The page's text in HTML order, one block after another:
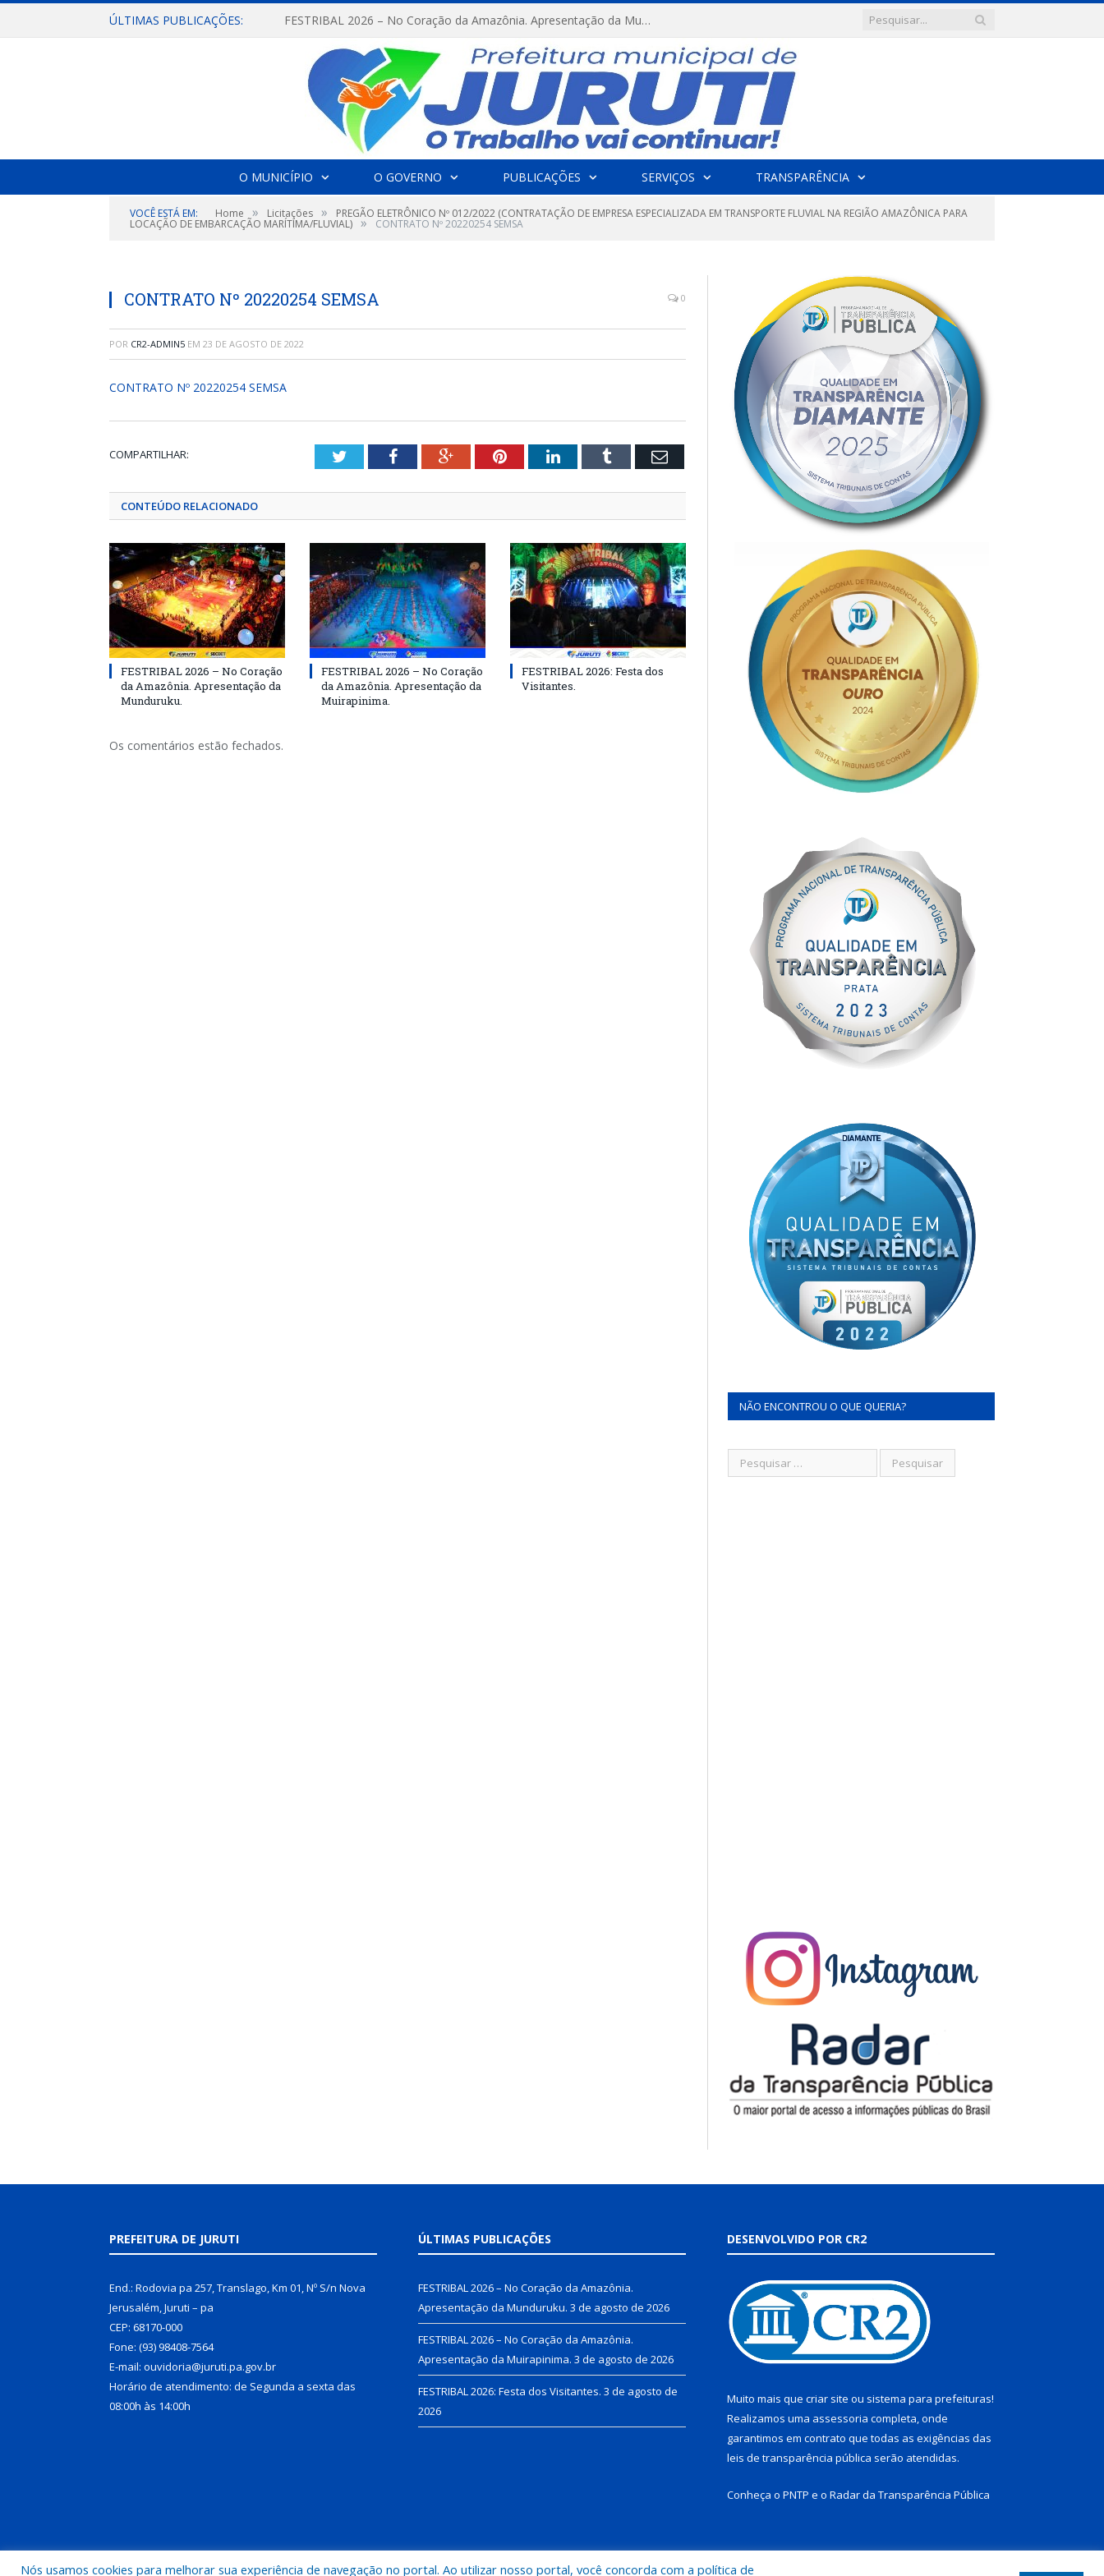
ÚLTIMAS PUBLICAÇÕES: FESTRIBAL 2026 – No Coração da Amazônia. Apresentação da Munduruku.
O MUNICÍPIO O GOVERNO PUBLICAÇÕES SERVIÇOS TRANSPARÊNCIA
VOCÊ ESTÁ EM: Home » Licitações » PREGÃO ELETRÔNICO Nº 012/2022 (CONTRATAÇÃO DE EMPRESA ESPECIALIZADA EM TRANSPORTE FLUVIAL NA REGIÃO AMAZÔNICA PARA
LOCAÇÃO DE EMBARCAÇÃO MARÍTIMA/FLUVIAL) » CONTRATO Nº 20220254 SEMSA
CONTRATO Nº 20220254 SEMSA 0
POR CR2-ADMIN5 EM 23 DE AGOSTO DE 2022
CONTRATO Nº 20220254 SEMSA
COMPARTILHAR: TwitterFacebookGoogle+PinterestLinkedInTumblr Email
CONTEÚDO RELACIONADO
FESTRIBAL 2026 – No Coração
da Amazônia. Apresentação da
Munduruku.
FESTRIBAL 2026 – No Coração
da Amazônia. Apresentação da
Muirapinima.
FESTRIBAL 2026: Festa dos
Visitantes.
Os comentários estão fechados.
NÃO ENCONTROU O QUE QUERIA?
PREFEITURA DE JURUTI
End.: Rodovia pa 257, Translago, Km 01, Nº S/n Nova
Jerusalém, Juruti – pa
CEP: 68170-000
Fone: (93) 98408-7564
E-mail: ouvidoria@juruti.pa.gov.br
Horário de atendimento: de Segunda a sexta das
08:00h às 14:00h
ÚLTIMAS PUBLICAÇÕES
FESTRIBAL 2026 – No Coração da Amazônia.
Apresentação da Munduruku. 3 de agosto de 2026
FESTRIBAL 2026 – No Coração da Amazônia.
Apresentação da Muirapinima. 3 de agosto de 2026
FESTRIBAL 2026: Festa dos Visitantes. 3 de agosto de
2026
DESENVOLVIDO POR CR2
Muito mais que criar site ou sistema para prefeituras!
Realizamos uma assessoria completa, onde
garantimos em contrato que todas as exigências das
leis de transparência pública serão atendidas.
Conheça o PNTP e o Radar da Transparência Pública
Nós usamos cookies para melhorar sua experiência de navegação no portal. Ao utilizar nosso portal, você concorda com a política de